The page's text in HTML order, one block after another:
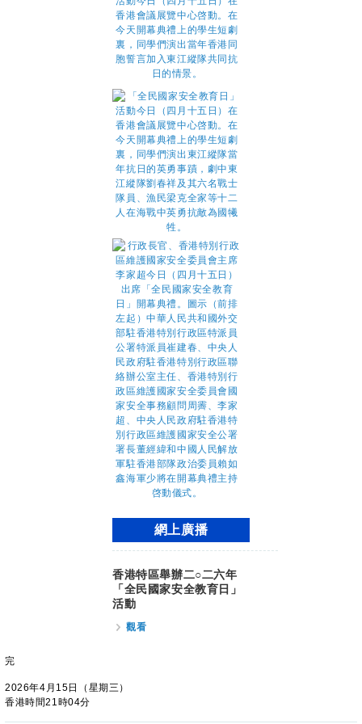
網上廣播
香港特區舉辦二○二六年
「全民國家安全教育日」
活動
觀看
完
2026年4月15日（星期三）
香港時間21時04分